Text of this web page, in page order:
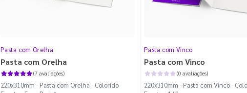
Pasta com Orelha
Pasta com Orelha
(7 avaliações)
220x310mm - Pasta com Orelha - Colorido
Pasta com Vinco
Pasta com Vinco
(0 avaliações)
220x310mm - Pasta com Vinco -